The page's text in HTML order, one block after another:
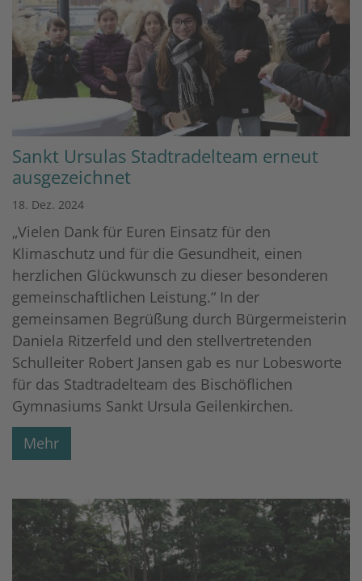
Sankt Ursulas Stadtradelteam erneut
ausgezeichnet
18. Dez. 2024
„Vielen Dank für Euren Einsatz für den
Klimaschutz und für die Gesundheit, einen
herzlichen Glückwunsch zu dieser besonderen
gemeinschaftlichen Leistung.“ In der
gemeinsamen Begrüßung durch Bürgermeisterin
Daniela Ritzerfeld und den stellvertretenden
Schulleiter Robert Jansen gab es nur Lobesworte
für das Stadtradelteam des Bischöflichen
Gymnasiums Sankt Ursula Geilenkirchen.
Mehr